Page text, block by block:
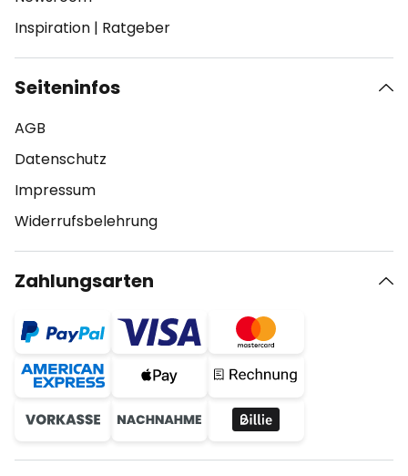
Inspiration | Ratgeber
Seiteninfos
AGB
Datenschutz
Impressum
Widerrufsbelehrung
Zahlungsarten